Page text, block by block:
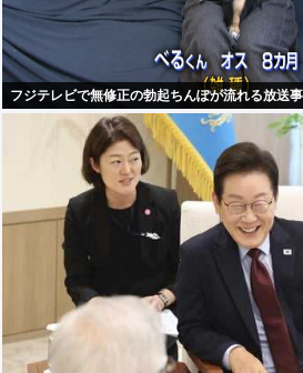
フジテレビで無修正の勃起ちんぽが流れる放送